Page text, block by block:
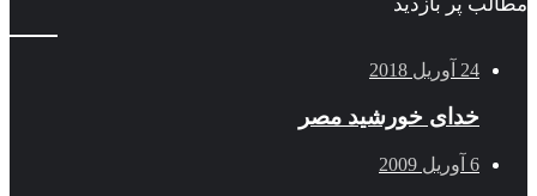
24 آوریل 2018
خدای خورشید مصر
6 آوریل 2009